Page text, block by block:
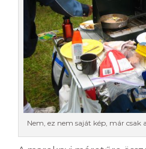
Nem, ez nem saját kép, már csak